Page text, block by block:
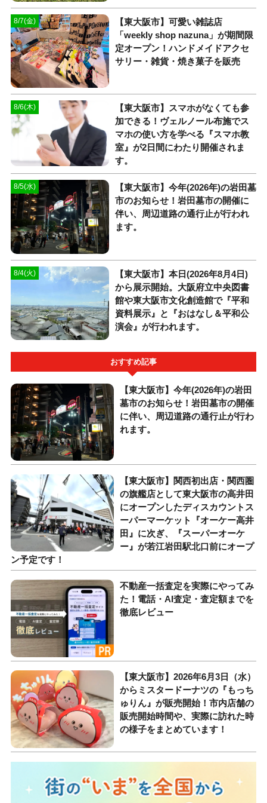
8/7(金)
【東大阪市】可愛い雑誌店
「weekly shop nazuna」が期間限
定オープン！ハンドメイドアクセ
サリー・雑貨・焼き菓子を販売
8/6(木)
【東大阪市】スマホがなくても参
加できる！ヴェルノール布施でス
マホの使い方を学べる『スマホ教
室』が2日間にわたり開催されま
す。
8/5(水)
【東大阪市】今年(2026年)の岩田墓
市のお知らせ！岩田墓市の開催に
伴い、周辺道路の通行止が行われ
ます。
8/4(火)
【東大阪市】本日(2026年8月4日)
から展示開始。大阪府立中央図書
館や東大阪市文化創造館で『平和
資料展示』と『おはなし＆平和公
演会』が行われます。
おすすめ記事
【東大阪市】今年(2026年)の岩田
墓市のお知らせ！岩田墓市の開催
に伴い、周辺道路の通行止が行わ
れます。
【東大阪市】関西初出店・関西圏
の旗艦店として東大阪市の高井田
にオープンしたディスカウントス
ーパーマーケット『オーケー高井
田』に次ぎ、『スーパーオーケ
ー』が若江岩田駅北口前にオープ
ン予定です！
不動産一括査定を実際にやってみ
た！電話・AI査定・査定額までを
徹底レビュー
【東大阪市】2026年6月3日（水）
からミスタードーナツの『もっち
ゅりん』が販売開始！市内店舗の
販売開始時間や、実際に訪れた時
の様子をまとめています！